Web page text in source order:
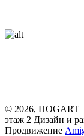
© 2026,
этаж 2 Дизайн и
Продвижение